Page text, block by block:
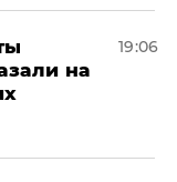
на
19:06